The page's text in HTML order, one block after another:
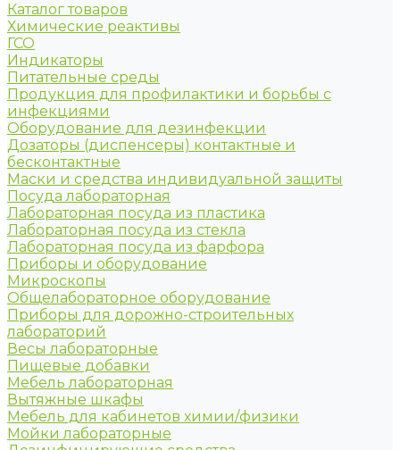
Каталог товаров
Химические реактивы
ГСО
Индикаторы
Питательные среды
Продукция для профилактики и борьбы с
инфекциями
Оборудование для дезинфекции
Дозаторы (диспенсеры) контактные и
бесконтактные
Маски и средства индивидуальной защиты
Посуда лабораторная
Лабораторная посуда из пластика
Лабораторная посуда из стекла
Лабораторная посуда из фарфора
Приборы и оборудование
Микроскопы
Общелабораторное оборудование
Приборы для дорожно-строительных
лабораторий
Весы лабораторные
Пищевые добавки
Мебель лабораторная
Вытяжные шкафы
Мебель для кабинетов химии/физики
Мойки лабораторные